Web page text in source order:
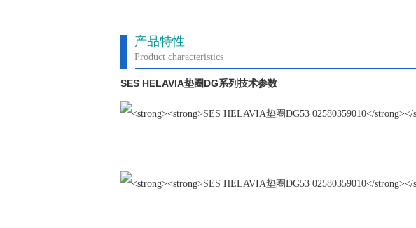
产品特性
Product characteristics
SES HELAVIA垫圈 DG系列技术参数